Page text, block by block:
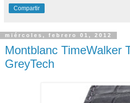
Compartir
miércoles, febrero 01, 2012
Montblanc TimeWalker
GreyTech